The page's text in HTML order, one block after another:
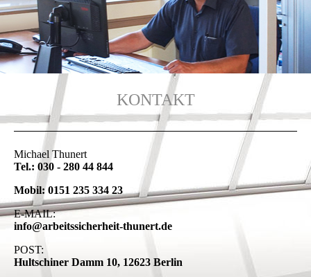
KONTAKT
Michael Thunert
Tel.: 030 - 280 44 844
Mobil: 0151 235 334 23
E-MAIL:
info@arbeitssicherheit-thunert.de
POST:
Hultschiner Damm 10, 12623 Berlin